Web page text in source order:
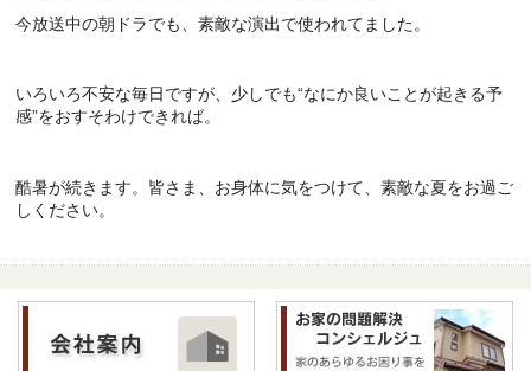
今放送中の朝ドラでも、素敵な演出で使われてました。
いろいろ不安な毎日ですが、少しでも“なにか良いことが起きる予
感”をおすそわけできれば。
酷暑が続きます。皆さま、お身体に気をつけて、素敵な夏をお過ご
しください。